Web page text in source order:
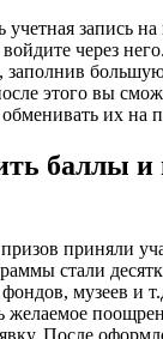
учетная запись
через
заполнив
этого вы
их на
баллы и
приняли
стали
фондов, музеев и